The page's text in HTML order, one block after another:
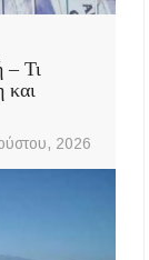
– Τι
και
2026